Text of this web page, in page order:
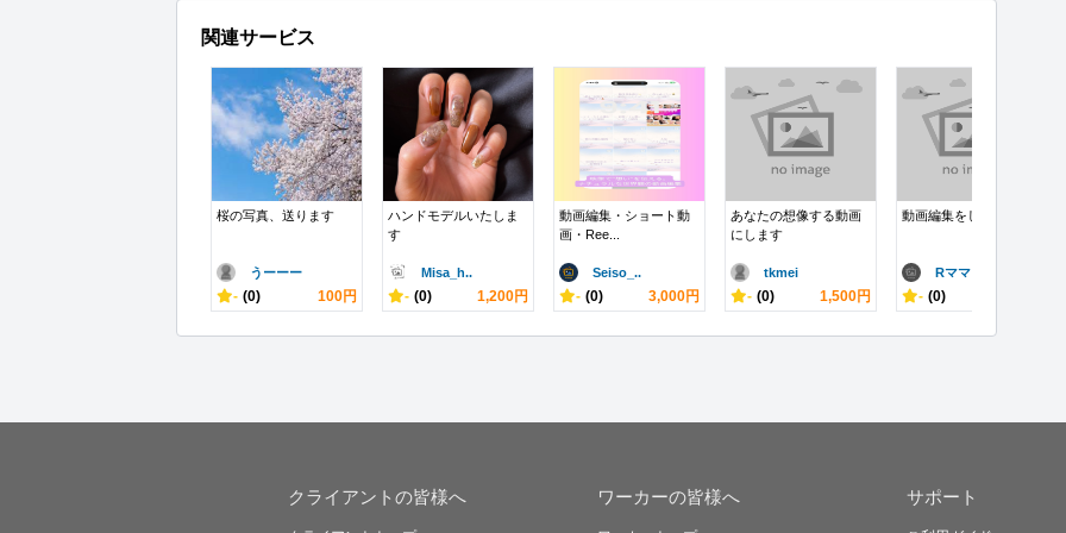
関連サービス
桜の写真、送ります
うーーー
- (0) 100円
ハンドモデルいたしま
す
Misa_h..
- (0) 1,200円
動画編集・ショート動
画・Ree...
Seiso_..
- (0) 3,000円
あなたの想像する動画
にします
tkmei
- (0) 1,500円
動画編集をします
Rママ
- (0)
クライアントの皆様へ ワーカーの皆様へ サポート